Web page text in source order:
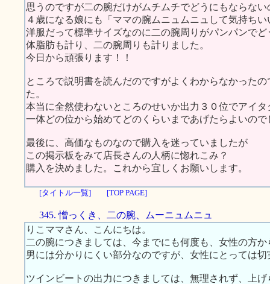
思うのですが二の腕だけがムチムチでどうにもならない
４歳になる娘にも「ママの腕ムニュムニュして気持ち
洋服だって標準サイズなのに二の腕周りがパンパンで
体脂肪も計り、二の腕周りも計りました。
今日から頑張ります！！
ところで説明書を読んだのですがよくわからなかった
た。
本当に全然使わないところのせいか出力３０位でアイ
一体どの位から始めてどのくらいまであげたらよいので
最後に、高価なものなので購入を迷っていましたが
この掲示板をみて店長さんの人柄に惚れこみ？
購入を決めました。これから宜しくお願いします。
[タイトル一覧] [TOP PAGE]
345. 憎っくき、二の腕、ムーニュムニュ
りこママさん、こんにちは。
二の腕につきましては、今までにも何度も、女性の方
男には分かりにくい部分なのですが、女性にとっては
ツインビートの出力につきましては、無理されず、上